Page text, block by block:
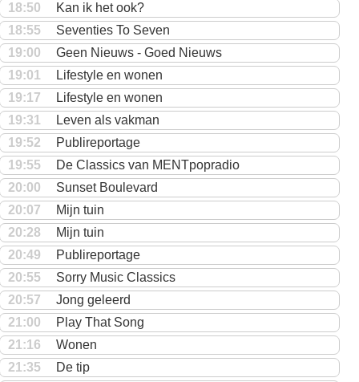
18:50
Kan ik het ook?
18:55
Seventies To Seven
19:00
Geen Nieuws - Goed Nieuws
19:01
Lifestyle en wonen
19:17
Lifestyle en wonen
19:31
Leven als vakman
19:52
Publireportage
19:55
De Classics van MENTpopradio
20:00
Sunset Boulevard
20:07
Mijn tuin
20:28
Mijn tuin
20:49
Publireportage
20:55
Sorry Music Classics
20:57
Jong geleerd
21:00
Play That Song
21:16
Wonen
21:35
De tip